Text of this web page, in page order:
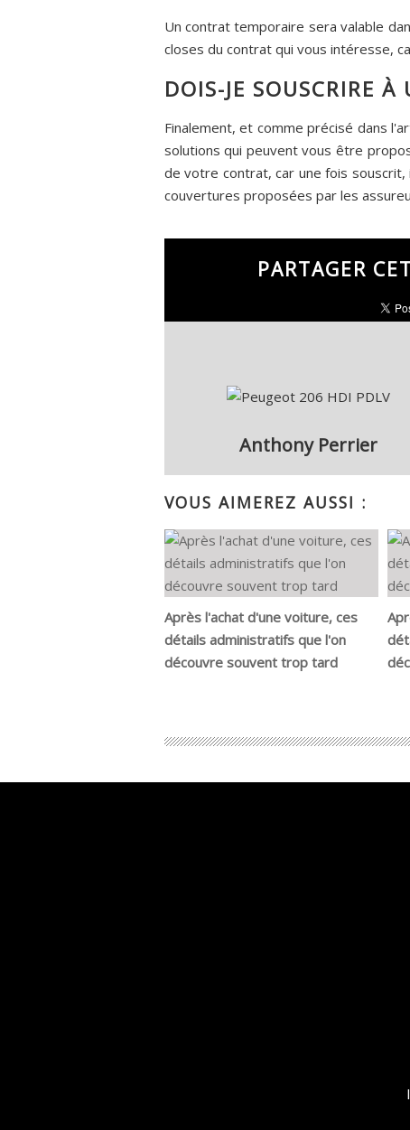
Un contrat temporaire sera valable
closes du contrat qui vous intéresse,
DOIS-JE SOUSCRIRE
Finalement, et comme précisé dans
solutions qui peuvent vous être
de votre contrat, car une fois
couvertures proposées par les
PARTAGER
Anthony Perrier
VOUS AIMEREZ AUSSI :
Après l'achat d'une voiture, ces
détails administratifs que l'on
découvre souvent trop tard